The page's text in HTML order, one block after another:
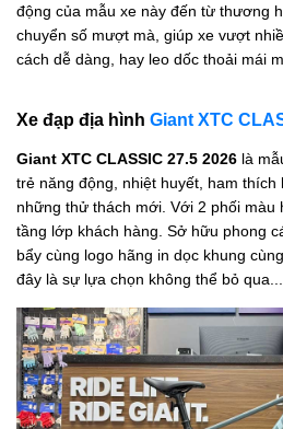
động của mẫu xe này đến từ thương
chuyển số mượt mà, giúp xe vượt
cách dễ dàng, hay leo dốc thoải mái
Xe đạp địa hình Giant XTC
Giant XTC CLASSIC 27.5 2026 là
trẻ năng động, nhiệt huyết, ham thích
những thử thách mới. Với 2 phối màu
tầng lớp khách hàng. Sở hữu phong
bẩy cùng logo hãng in dọc khung
đây là sự lựa chọn không thể bỏ qua...